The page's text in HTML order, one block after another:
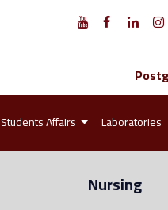
Students Affairs Laboratories
Nursing